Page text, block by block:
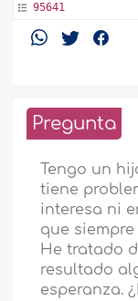
95641
Pregunta
Tengo un
tiene
interesa ni
que
He tratado
resultado
esperanza.